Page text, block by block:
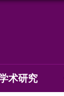
术研究